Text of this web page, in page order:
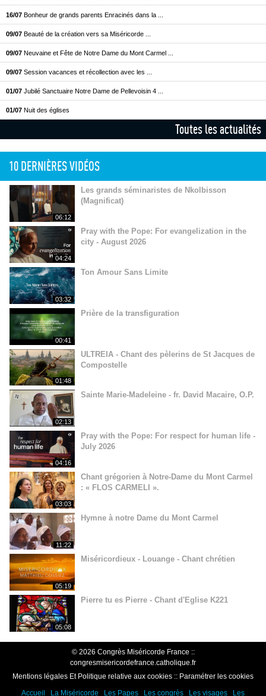
16/07 Bonheur de grands parents Enracinés dans la ...
09/07 Beauté de la création vers sa Miséricorde ...
09/07 Neuvaine et Fête de Notre Dame du Mont Carmel ...
09/07 Session vacances et récollection avec les ...
01/07 Jubilé Sanctuaire Notre Dame de Pellevoisin 4 ...
01/07 Nuit des églises
Toutes les actualités
10 DERNIÈRES VIDÉOS
06:12
Les grands séminaristes de Nkolbisson
(Magnificat)
04:24
Pray with the Pope: For evangelization in the
city - August 2026
03:32
Ton Amour Sans Limite
00:41
Prière de la transfiguration
01:48
ULTREIA - Chant des pèlerins de St Jacques de
Compostelle
02:13
Sainte Marie-Madeleine - fr. David Macaire, O.P.
04:16
Pray with the Pope: For respect for human life -
July 2026
03:03
Chant grégorien à Notre-Dame du Mont Carmel
: « FLOS CARMELI ».
11:22
Hymne à notre Dame du Mont Carmel
05:19
Miséricordieux - Louange - Chant chrétien
05:08
Pierre tu es Pierre - Chant d'Eglise K221
© 2026 Congrès Miséricorde France ::
congresmisericordefrance.catholique.fr
Mentions légales Et Politique relative aux cookies :: Paramétrer les cookies
Accueil
La Miséricorde Les Papes Les congrès Les visages Les